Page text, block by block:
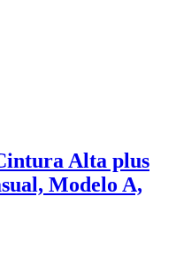
Alta plus
Modelo A,